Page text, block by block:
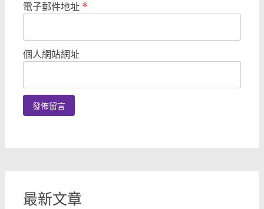
電子郵件地址 *
個人網站網址
最新文章